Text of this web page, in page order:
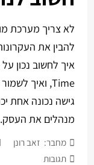
לא צריך מערכת
להבין את
Time, ואיך לשמור על איזון בין חוסר למלאי עודף.
גישה נכונה אחת
מנהלים את העסק.
מחבר: זאב רונן
תגובות